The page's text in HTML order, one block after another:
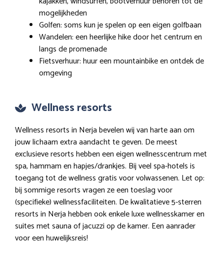
mogelijkheden
Golfen: soms kun je spelen op een eigen golfbaan
Wandelen: een heerlijke hike door het centrum en
langs de promenade
Fietsverhuur: huur een mountainbike en ontdek de
omgeving
Wellness resorts
Wellness resorts in Nerja bevelen wij van harte aan om
jouw lichaam extra aandacht te geven. De meest
exclusieve resorts hebben een eigen wellnesscentrum met
spa, hammam en hapjes/drankjes. Bij veel spa-hotels is
toegang tot de wellness gratis voor volwassenen. Let op:
bij sommige resorts vragen ze een toeslag voor
(specifieke) wellnessfaciliteiten. De kwalitatieve 5-sterren
resorts in Nerja hebben ook enkele luxe wellnesskamer en
suites met sauna of jacuzzi op de kamer. Een aanrader
voor een huwelijksreis!